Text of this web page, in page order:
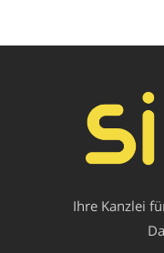
Ihre Kanzlei